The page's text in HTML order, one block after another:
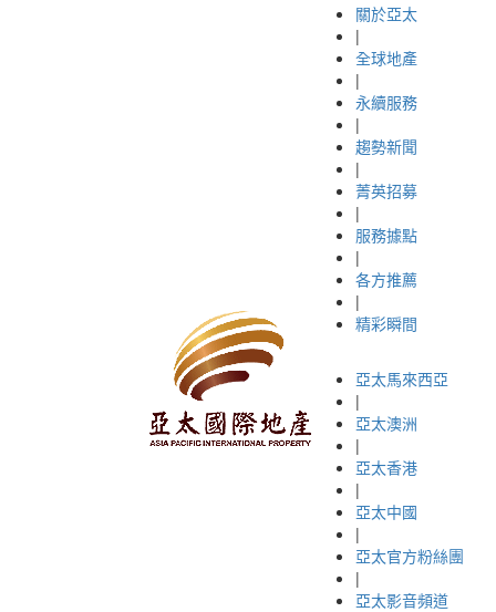
關於亞太
|
全球地產
|
永續服務
|
趨勢新聞
|
菁英招募
|
服務據點
|
各方推薦
|
精彩瞬間
亞太馬來西亞
|
亞太澳洲
|
亞太香港
|
亞太中國
|
亞太官方粉絲團
|
亞太影音頻道